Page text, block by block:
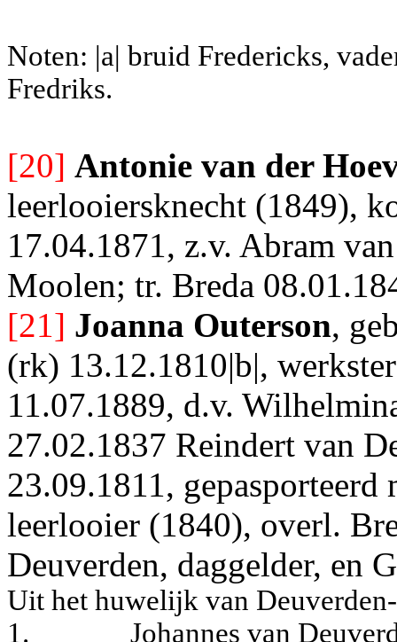
Noten: |a| bruid Fredericks,
Fredriks.
[20] Antonie van der
leerlooiersknecht (1849),
17.04.1871, z.v. Abram
Moolen; tr. Breda
[21] Joanna Outerson,
(rk) 13.12.1810|b|,
11.07.1889, d.v.
27.02.1837 Reindert van
23.09.1811,
leerlooier (1840), overl.
Deuverden, daggelder, en
Uit het huwelijk van
1.
Johannes van